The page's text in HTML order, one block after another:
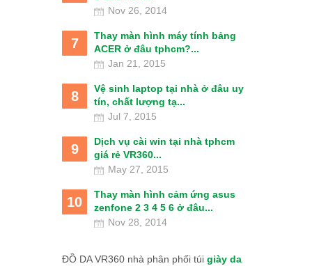
Nov 26, 2014
7
Thay màn hình máy tính bảng
ACER ở đâu tphcm?...
Jan 21, 2015
8
Vệ sinh laptop tại nhà ở đâu uy
tín, chất lượng tạ...
Jul 7, 2015
9
Dịch vụ cài win tại nhà tphcm
giá rẻ VR360...
May 27, 2015
10
Thay màn hình cảm ứng asus
zenfone 2 3 4 5 6 ở đâu...
Nov 28, 2014
ĐỒ DA VR360 nhà phân phối túi giày da